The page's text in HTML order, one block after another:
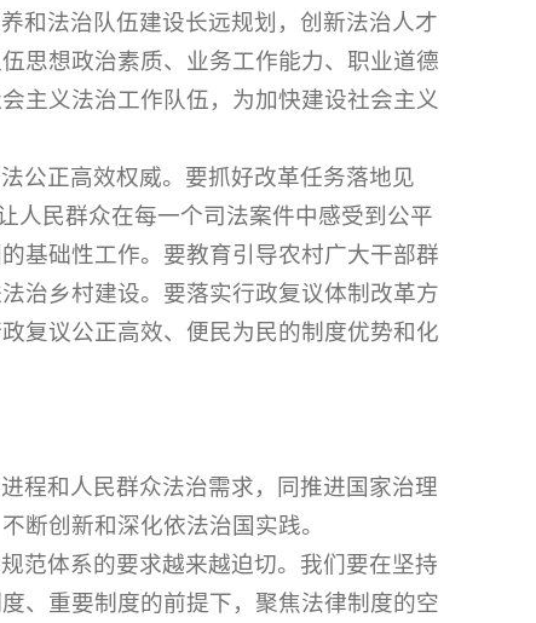
和法治队伍建设长远规划，创新法治人才
思想政治素质、业务工作能力、职业道德
主义法治工作队伍，为加快建设社会主义
公正高效权威。要抓好改革任务落地见
人民群众在每一个司法案件中感受到公平
基础性工作。要教育引导农村广大干部群
治乡村建设。要落实行政复议体制改革方
复议公正高效、便民为民的制度优势和化
程和人民群众法治需求，同推进国家治理
断创新和深化依法治国实践。
范体系的要求越来越迫切。我们要在坚持
、重要制度的前提下，聚焦法律制度的空